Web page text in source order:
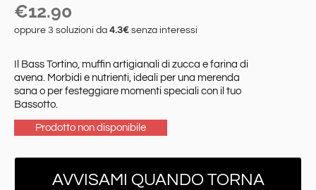
€12.90
oppure 3 soluzioni da 4.3€ senza interessi
Il Bass Tortino, muffin artigianali di zucca e farina di
avena. Morbidi e nutrienti, ideali per una merenda
sana o per festeggiare momenti speciali con il tuo
Bassotto.
AVVISAMI QUANDO TORNA